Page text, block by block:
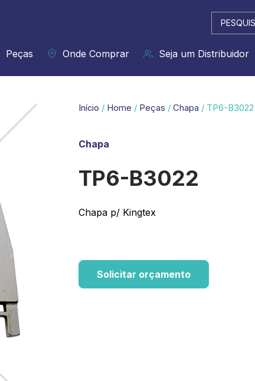
Pesquisar
...
Peças Onde Comprar Seja um Distribuidor
Início / Home / Peças / Chapa / TP6-B3022
Chapa
TP6-B3022
Chapa p/ Kingtex
Solicitar orçamento